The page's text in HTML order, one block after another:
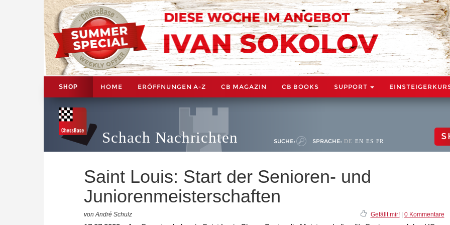
SHOP HOME ERÖFFNUNGEN A-Z CB MAGAZIN CB BOOKS SUPPORT
Schach Nachrichten SUCHE: SPRACHE: DE EN ES FR
Saint Louis: Start der Senioren- und
Juniorenmeisterschaften
von André Schulz Gefällt mir!| 0 Kommentare